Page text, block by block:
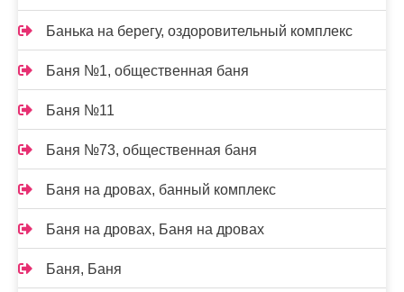
Банька на берегу, оздоровительный комплекс
Баня №1, общественная баня
Баня №11
Баня №73, общественная баня
Баня на дровах, банный комплекс
Баня на дровах, Баня на дровах
Баня, Баня